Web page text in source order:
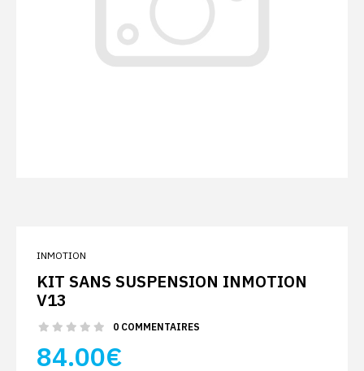
INMOTION
KIT SANS SUSPENSION INMOTION
V13
0 COMMENTAIRES
84.00€